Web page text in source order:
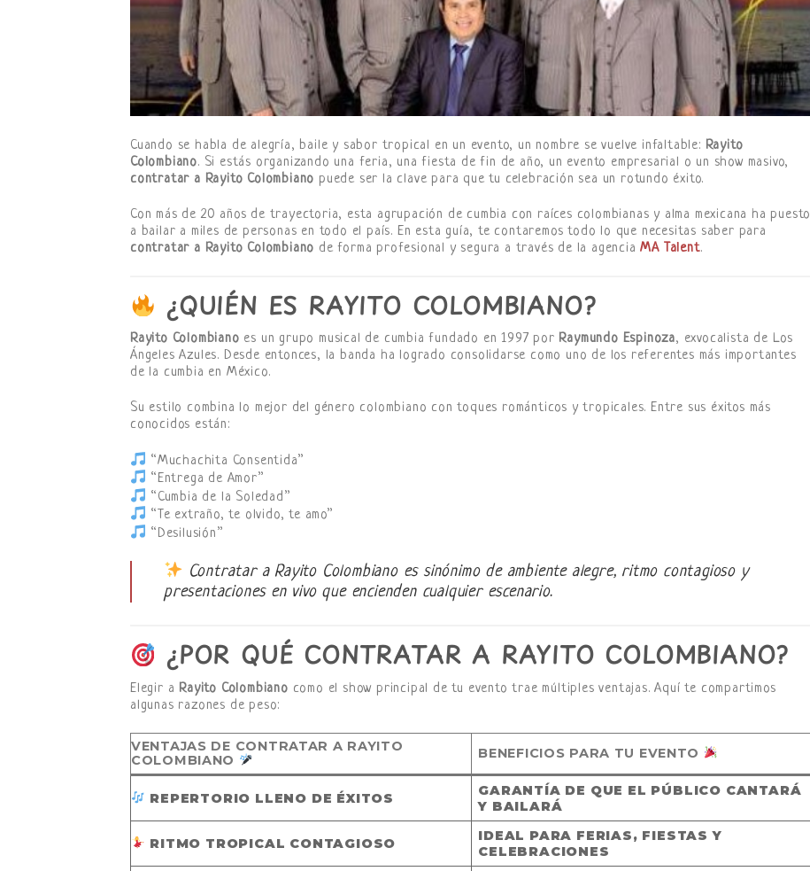
Cuando se habla de alegría, baile y sabor tropical en un evento, un nombre se vuelve infaltable: Rayito
Colombiano. Si estás organizando una feria, una fiesta de fin de año, un evento empresarial o un show masivo,
contratar a Rayito Colombiano puede ser la clave para que tu celebración sea un rotundo éxito.
Con más de 20 años de trayectoria, esta agrupación de cumbia con raíces colombianas y alma mexicana ha puesto
a bailar a miles de personas en todo el país. En esta guía, te contaremos todo lo que necesitas saber para
contratar a Rayito Colombiano de forma profesional y segura a través de la agenciaMA Talent.
¿QUIÉN ES RAYITO COLOMBIANO?
Rayito Colombiano es un grupo musical de cumbia fundado en 1997 por Raymundo Espinoza, exvocalista de Los
Ángeles Azules. Desde entonces, la banda ha logrado consolidarse como uno de los referentes más importantes
de la cumbia en México.
Su estilo combina lo mejor del género colombiano con toques románticos y tropicales. Entre sus éxitos más
conocidos están:
“Muchachita Consentida”
“Entrega de Amor”
“Cumbia de la Soledad”
“Te extraño, te olvido, te amo”
“Desilusión”
Contratar a Rayito Colombiano es sinónimo de ambiente alegre, ritmo contagioso y
presentaciones en vivo que encienden cualquier escenario.
¿POR QUÉ CONTRATAR A RAYITO COLOMBIANO?
Elegir a Rayito Colombiano como el show principal de tu evento trae múltiples ventajas. Aquí te compartimos
algunas razones de peso:
VENTAJAS DE CONTRATAR A RAYITO
COLOMBIANO
BENEFICIOS PARA TU EVENTO
REPERTORIO LLENO DE ÉXITOS
GARANTÍA DE QUE EL PÚBLICO CANTARÁ
Y BAILARÁ
RITMO TROPICAL CONTAGIOSO
IDEAL PARA FERIAS, FIESTAS Y
CELEBRACIONES